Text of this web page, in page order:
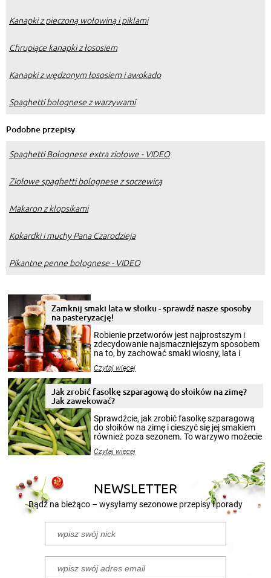
Kanapki z pieczoną wołowiną i piklami
Chrupiące kanapki z łososiem
Kanapki z wędzonym łososiem i awokado
Spaghetti bolognese z warzywami
Podobne przepisy
Spaghetti Bolognese extra ziołowe - VIDEO
Ziołowe spaghetti bolognese z soczewicą
Makaron z klopsikami
Kokardki i muchy Pana Czarodzieja
Pikantne penne bolognese - VIDEO
Zamknij smaki lata w słoiku - sprawdź nasze sposoby
na pasteryzację!
Robienie przetworów jest najprostszym i
zdecydowanie najsmaczniejszym sposobem
na to, by zachować smaki wiosny, lata i
krajobrazów, by cieszyć nimi oko w sezonie
pełni poczuć atmosferę cieplejszych
miesięcy. Przygotowanie słoików ze
patenty, które pozwolą zachować świeżość
przetworów.
Czytaj więcej
Jak zrobić fasolkę szparagową do słoików na zimę?
Jak zawekować?
Sprawdźcie, jak zrobić fasolkę szparagową
do słoików na zimę i cieszyć się jej smakiem
również poza sezonem. To warzywo możecie
nasze propozycje!
Czytaj więcej
NEWSLETTER
Bądź na bieżąco – wysyłamy sezonowe przepisy i porady